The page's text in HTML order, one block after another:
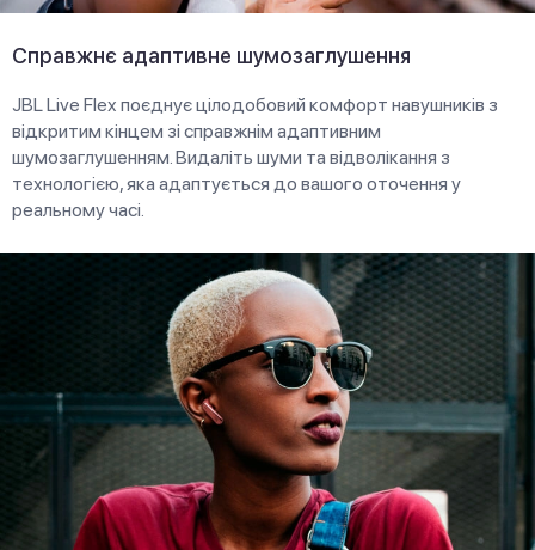
Справжнє адаптивне шумозаглушення
JBL Live Flex поєднує цілодобовий комфорт навушників з
відкритим кінцем зі справжнім адаптивним
шумозаглушенням. Видаліть шуми та відволікання з
технологією, яка адаптується до вашого оточення у
реальному часі.